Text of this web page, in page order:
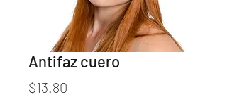
Antifaz cuero
$13.80